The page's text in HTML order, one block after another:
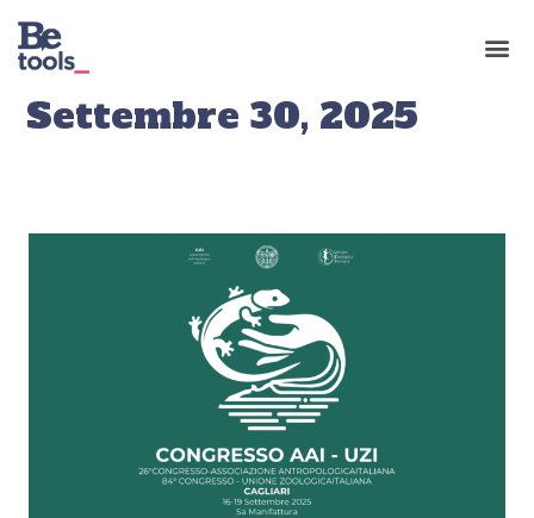
Settembre 30, 2025